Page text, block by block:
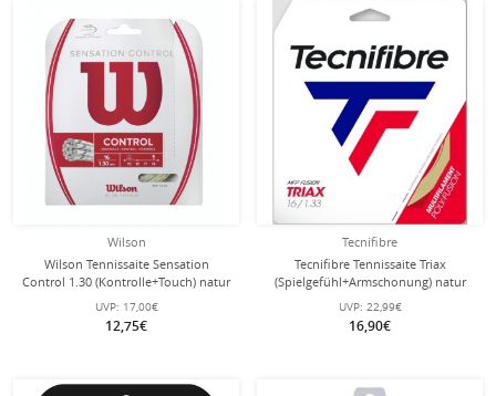
Wilson
Wilson Tennissaite Sensation
Control 1.30 (Kontrolle+Touch) natur
12m Set
UVP: 17,00€
12,75€
Tecnifibre
Tecnifibre Tennissaite Triax
(Spielgefühl+Armschonung) natur
12m Set
UVP: 22,99€
16,90€